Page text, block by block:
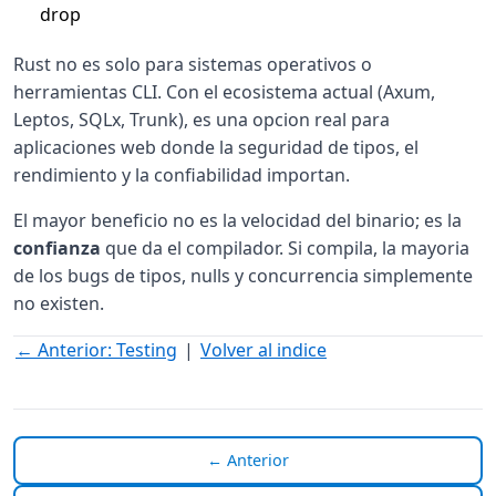
drop
Rust no es solo para sistemas operativos o
herramientas CLI. Con el ecosistema actual (Axum,
Leptos, SQLx, Trunk), es una opcion real para
aplicaciones web donde la seguridad de tipos, el
rendimiento y la confiabilidad importan.
El mayor beneficio no es la velocidad del binario; es la
confianza que da el compilador. Si compila, la mayoria
de los bugs de tipos, nulls y concurrencia simplemente
no existen.
← Anterior: Testing | Volver al indice
← Anterior